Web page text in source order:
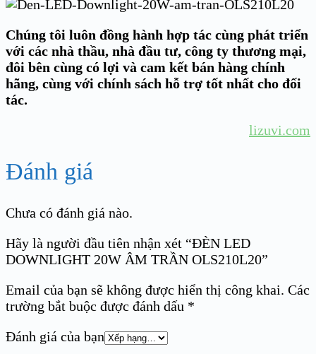
Chúng tôi luôn đồng hành hợp tác cùng phát triển
với các nhà thầu, nhà đầu tư, công ty thương mại,
đôi bên cùng có lợi và cam kết bán hàng chính
hãng, cùng với chính sách hỗ trợ tốt nhất cho đối
tác.
lizuvi.com
Đánh giá
Chưa có đánh giá nào.
Hãy là người đầu tiên nhận xét “ĐÈN LED
DOWNLIGHT 20W ÂM TRẦN OLS210L20”
Email của bạn sẽ không được hiển thị công khai. Các
trường bắt buộc được đánh dấu *
Đánh giá của bạn